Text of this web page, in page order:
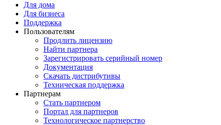
Для дома
Для бизнеса
Поддержка
Пользователям
Продлить лицензию
Найти партнера
Зарегистрировать серийный номер
Документация
Скачать дистрибутивы
Техническая поддержка
Партнерам
Стать партнером
Портал для партнеров
Технологическое партнерство